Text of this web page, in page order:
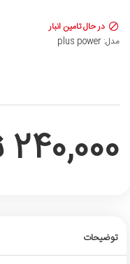
در حال تامین انبار
مدل:plus power
240,000 تومان
توضیحات